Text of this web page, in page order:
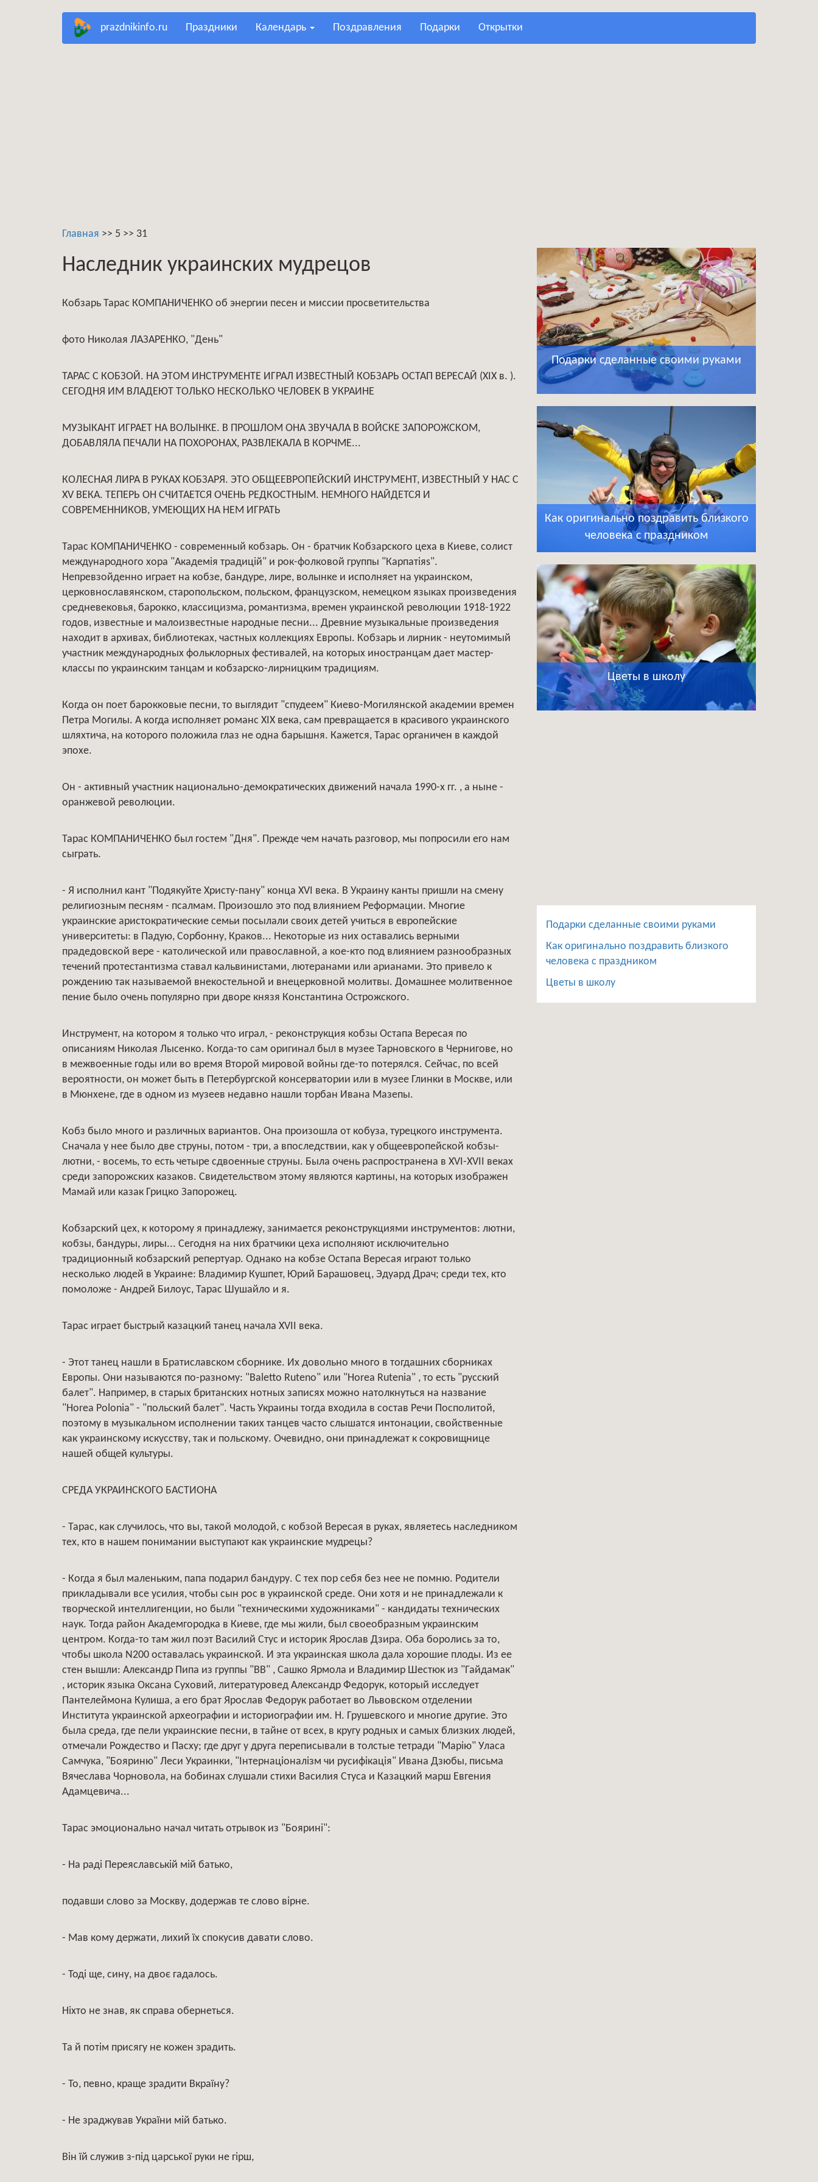
prazdnikinfo.ru праздники календарь поздравления подарки открытки
Главная >> 5 >> 31
Наследник украинских мудрецов
Кобзарь Тарас КОМПАНИЧЕНКО об энергии песен и миссии просветительства
фото Николая ЛАЗАРЕНКО, "День"
ТАРАС С КОБЗОЙ. НА ЭТОМ ИНСТРУМЕНТЕ ИГРАЛ ИЗВЕСТНЫЙ КОБЗАРЬ ОСТАП ВЕРЕСАЙ (ХIХ в. ).
СЕГОДНЯ ИМ ВЛАДЕЮТ ТОЛЬКО НЕСКОЛЬКО ЧЕЛОВЕК В УКРАИНЕ
МУЗЫКАНТ ИГРАЕТ НА ВОЛЫНКЕ. В ПРОШЛОМ ОНА ЗВУЧАЛА В ВОЙСКЕ ЗАПОРОЖСКОМ,
ДОБАВЛЯЛА ПЕЧАЛИ НА ПОХОРОНАХ, РАЗВЛЕКАЛА В КОРЧМЕ...
КОЛЕСНАЯ ЛИРА В РУКАХ КОБЗАРЯ. ЭТО ОБЩЕЕВРОПЕЙСКИЙ ИНСТРУМЕНТ, ИЗВЕСТНЫЙ У НАС С
XV ВЕКА. ТЕПЕРЬ ОН СЧИТАЕТСЯ ОЧЕНЬ РЕДКОСТНЫМ. НЕМНОГО НАЙДЕТСЯ И
СОВРЕМЕННИКОВ, УМЕЮЩИХ НА НЕМ ИГРАТЬ
Тарас КОМПАНИЧЕНКО - современный кобзарь. Он - братчик Кобзарского цеха в Киеве, солист
международного хора "Академiя традицiй" и рок-фолковой группы "Карпатiяs".
Непревзойденно играет на кобзе, бандуре, лире, волынке и исполняет на украинском,
церковнославянском, старопольском, польском, французском, немецком языках произведения
средневековья, барокко, классицизма, романтизма, времен украинской революции 1918-1922
годов, известные и малоизвестные народные песни... Древние музыкальные произведения
находит в архивах, библиотеках, частных коллекциях Европы. Кобзарь и лирник - неутомимый
участник международных фольклорных фестивалей, на которых иностранцам дает мастер-
классы по украинским танцам и кобзарско-лирницким традициям.
Когда он поет барокковые песни, то выглядит "спудеем" Киево-Могилянской академии времен
Петра Могилы. А когда исполняет романс XIX века, сам превращается в красивого украинского
шляхтича, на которого положила глаз не одна барышня. Кажется, Тарас органичен в каждой
эпохе.
Он - активный участник национально-демократических движений начала 1990-х гг. , а ныне -
оранжевой революции.
Тарас КОМПАНИЧЕНКО был гостем "Дня". Прежде чем начать разговор, мы попросили его нам
сыграть.
- Я исполнил кант "Подякуйте Христу-пану" конца XVI века. В Украину канты пришли на смену
религиозным песням - псалмам. Произошло это под влиянием Реформации. Многие
украинские аристократические семьи посылали своих детей учиться в европейские
университеты: в Падую, Сорбонну, Краков... Некоторые из них оставались верными
прадедовской вере - католической или православной, а кое-кто под влиянием разнообразных
течений протестантизма ставал кальвинистами, лютеранами или арианами. Это привело к
рождению так называемой внекостельной и внецерковной молитвы. Домашнее молитвенное
пение было очень популярно при дворе князя Константина Острожского.
Инструмент, на котором я только что играл, - реконструкция кобзы Остапа Вересая по
описаниям Николая Лысенко. Когда-то сам оригинал был в музее Тарновского в Чернигове, но
в межвоенные годы или во время Второй мировой войны где-то потерялся. Сейчас, по всей
вероятности, он может быть в Петербургской консерватории или в музее Глинки в Москве, или
в Мюнхене, где в одном из музеев недавно нашли торбан Ивана Мазепы.
Кобз было много и различных вариантов. Она произошла от кобуза, турецкого инструмента.
Сначала у нее было две струны, потом - три, а впоследствии, как у общеевропейской кобзы-
лютни, - восемь, то есть четыре сдвоенные струны. Была очень распространена в XVI-XVII веках
среди запорожских казаков. Свидетельством этому являются картины, на которых изображен
Мамай или казак Грицко Запорожец.
Кобзарский цех, к которому я принадлежу, занимается реконструкциями инструментов: лютни,
кобзы, бандуры, лиры... Сегодня на них братчики цеха исполняют исключительно
традиционный кобзарский репертуар. Однако на кобзе Остапа Вересая играют только
несколько людей в Украине: Владимир Кушпет, Юрий Барашовец, Эдуард Драч; среди тех, кто
помоложе - Андрей Билоус, Тарас Шушайло и я.
Тарас играет быстрый казацкий танец начала XVII века.
- Этот танец нашли в Братиславском сборнике. Их довольно много в тогдашних сборниках
Европы. Они называются по-разному: "Baletto Ruteno" или "Horea Rutenia" , то есть "русский
балет". Например, в старых британских нотных записях можно натолкнуться на название
"Horea Polonia" - "польский балет". Часть Украины тогда входила в состав Речи Посполитой,
поэтому в музыкальном исполнении таких танцев часто слышатся интонации, свойственные
как украинскому искусству, так и польскому. Очевидно, они принадлежат к сокровищнице
нашей общей культуры.
СРЕДА УКРАИНСКОГО БАСТИОНА
- Тарас, как случилось, что вы, такой молодой, с кобзой Вересая в руках, являетесь наследником
тех, кто в нашем понимании выступают как украинские мудрецы?
- Когда я был маленьким, папа подарил бандуру. С тех пор себя без нее не помню. Родители
прикладывали все усилия, чтобы сын рос в украинской среде. Они хотя и не принадлежали к
творческой интеллигенции, но были "техническими художниками" - кандидаты технических
наук. Тогда район Академгородка в Киеве, где мы жили, был своеобразным украинским
центром. Когда-то там жил поэт Василий Стус и историк Ярослав Дзира. Оба боролись за то,
чтобы школа N200 оставалась украинской. И эта украинская школа дала хорошие плоды. Из ее
стен вышли: Александр Пипа из группы "ВВ" , Сашко Ярмола и Владимир Шестюк из "Гайдамак"
, историк языка Оксана Суховий, литературовед Александр Федорук, который исследует
Пантелеймона Кулиша, а его брат Ярослав Федорук работает во Львовском отделении
Института украинской археографии и историографии им. Н. Грушевского и многие другие. Это
была среда, где пели украинские песни, в тайне от всех, в кругу родных и самых близких людей,
отмечали Рождество и Пасху; где друг у друга переписывали в толстые тетради "Марiю" Уласа
Самчука, "Бояриню" Леси Украинки, "Iнтернацiоналiзм чи русифiкацiя" Ивана Дзюбы, письма
Вячеслава Чорновола, на бобинах слушали стихи Василия Стуса и Казацкий марш Евгения
Адамцевича...
Тарас эмоционально начал читать отрывок из "Бояринi":
- На раді Переяславській мій батько,
подавши слово за Москву, додержав те слово вірне.
- Мав кому держати, лихий їх спокусив давати слово.
- Тоді ще, сину, на двоє гадалось.
Ніхто не знав, як справа обернеться.
Та й потім присягу не кожен зрадить.
- То, певно, краще зрадити Вкраїну?
- Не зраджував України мій батько.
Він їй служив з-під царської руки не гірш,
Подарки сделанные своими руками
Как оригинально поздравить близкого
человека с праздником
Цветы в школу
Подарки сделанные своими руками
Как оригинально поздравить близкого
человека с праздником
Цветы в школу